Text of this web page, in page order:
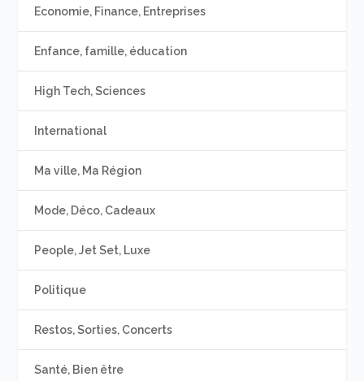
Economie, Finance, Entreprises
Enfance, famille, éducation
High Tech, Sciences
International
Ma ville, Ma Région
Mode, Déco, Cadeaux
People, Jet Set, Luxe
Politique
Restos, Sorties, Concerts
Santé, Bien être